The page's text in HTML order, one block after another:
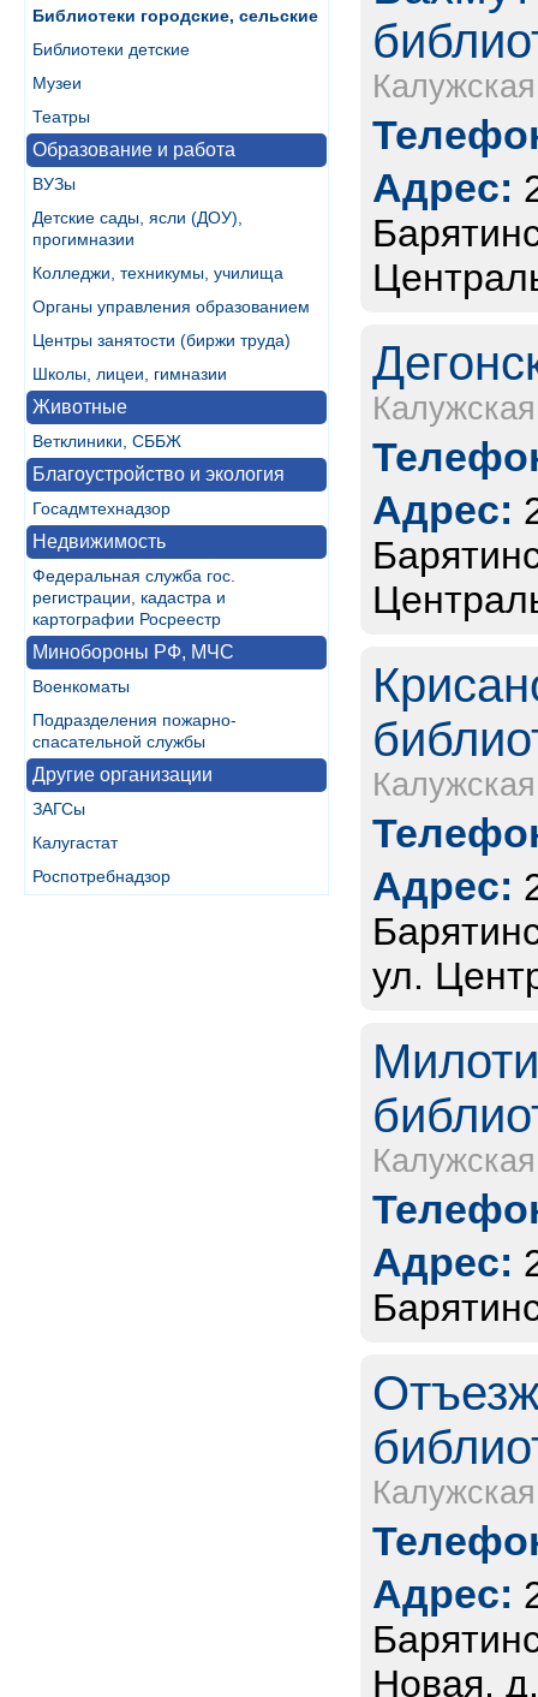
Библиотеки городские, сельские
Библиотеки детские
Музеи
Театры
Образование и работа
ВУЗы
Детские сады, ясли (ДОУ),
прогимназии
Колледжи, техникумы, училища
Органы управления образованием
Центры занятости (биржи труда)
Школы, лицеи, гимназии
Животные
Ветклиники, СББЖ
Благоустройство и экология
Госадмтехнадзор
Недвижимость
Федеральная служба гос.
регистрации, кадастра и
картографии Росреестр
Минобороны РФ, МЧС
Военкоматы
Подразделения пожарно-
спасательной службы
Другие организации
ЗАГСы
Калугастат
Роспотребнадзор
Адрес:
Адрес:
Адрес:
ул.
Адрес:
Адрес:
Новая,